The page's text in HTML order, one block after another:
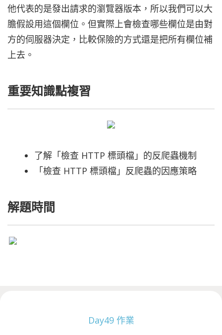
他代表的是發出請求的瀏覽器版本，所以我們可以大
膽假設用這個欄位。但實際上會檢查哪些欄位是由對
方的伺服器決定，比較保險的方式還是把所有欄位補
上去。
重要知識點複習
了解「檢查 HTTP 標頭檔」的反爬蟲機制
「檢查 HTTP 標頭檔」反爬蟲的因應策略
解題時間
Day49 作業